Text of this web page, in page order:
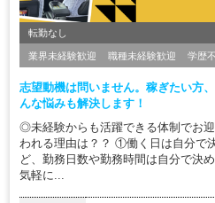
転勤なし
業界未経験歓迎 職種未経験歓迎 学歴
志望動機は問いません。稼ぎたい方
んな悩みも解決します！
◎未経験からも活躍できる体制でお
われる理由は？？ ①働く日は自分で
ど、勤務日数や勤務時間は自分で決
気軽に...